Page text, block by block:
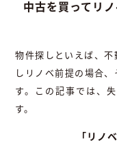
中古を買ってリ
物件探しといえば、
しリノベ前提の場合
す。この記事では、
す。
「リノ